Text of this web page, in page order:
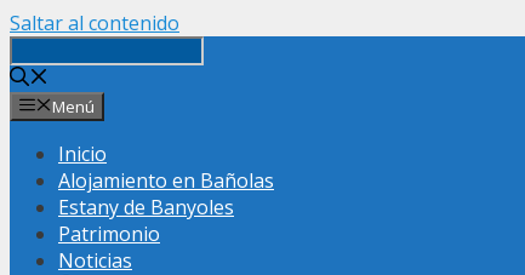
Saltar al contenido
Menú
Inicio
Alojamiento en Bañolas
Estany de Banyoles
Patrimonio
Noticias